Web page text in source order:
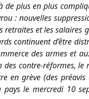
plus en plus
: nouvelles
et les salaires
continuent d’être
des armes et
contre-réformes, le
en grève (des
le mercredi 10